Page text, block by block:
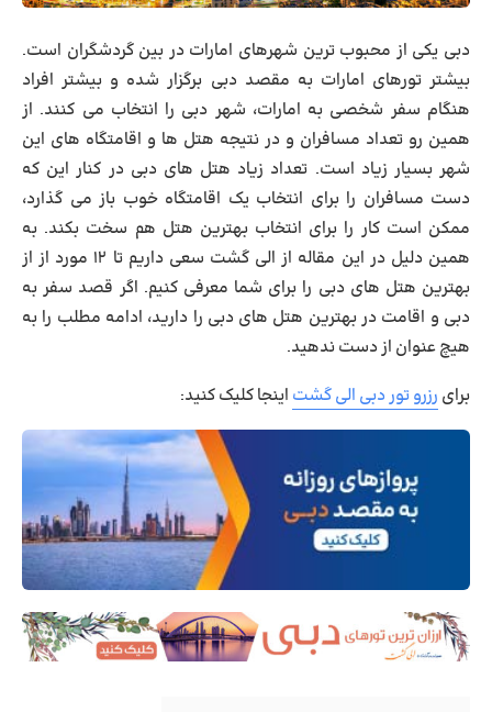
دبی یکی از محبوب ترین شهرهای امارات در بین گردشگران است.
بیشتر تورهای امارات به مقصد دبی برگزار شده و بیشتر افراد
هنگام سفر شخصی به امارات، شهر دبی را انتخاب می کنند. از
همین رو تعداد مسافران و در نتیجه هتل ها و اقامتگاه های این
شهر بسیار زیاد است. تعداد زیاد هتل های دبی در کنار این که
دست مسافران را برای انتخاب یک اقامتگاه خوب باز می گذارد،
ممکن است کار را برای انتخاب بهترین هتل هم سخت بکند. به
همین دلیل در این مقاله از الی گشت سعی داریم تا ۱۲ مورد از از
بهترین هتل های دبی را برای شما معرفی کنیم. اگر قصد سفر به
دبی و اقامت در بهترین هتل های دبی را دارید، ادامه مطلب را به
هیچ عنوان از دست ندهید.
برای رزرو تور دبی الی گشت اینجا کلیک کنید: